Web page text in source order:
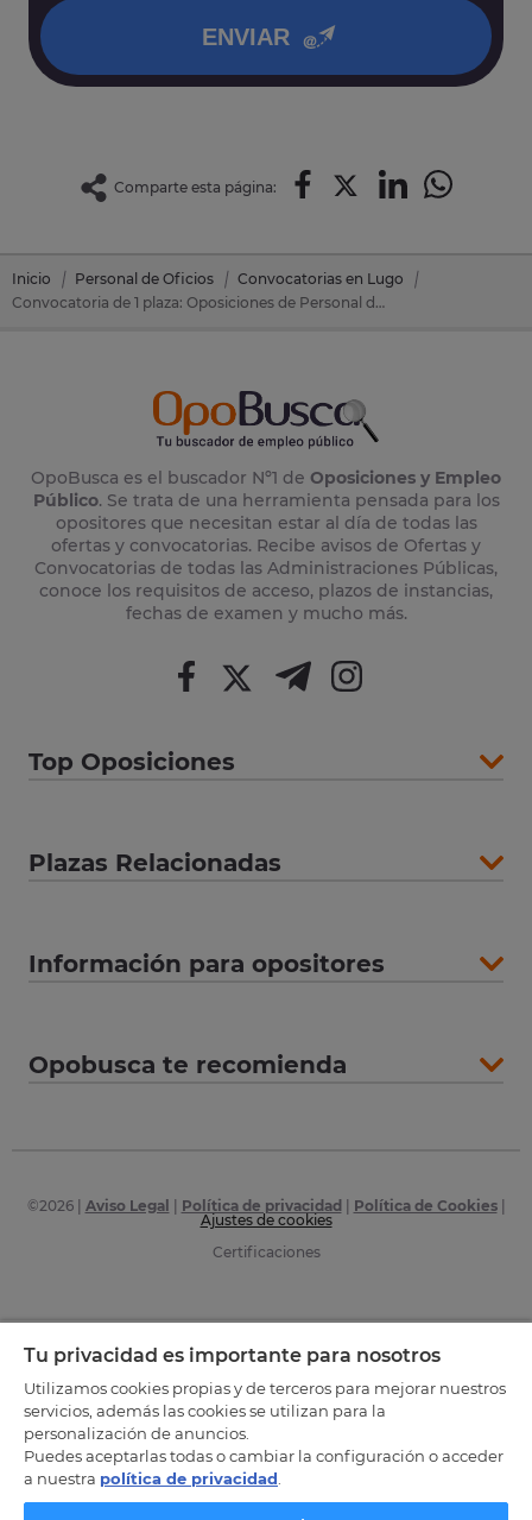
ENVIAR
Comparte esta página:
Inicio Personal de Oficios
Convocatorias en Lugo
Convocatoria de 1 plaza: Oposiciones de Personal de Oficios en Vilalba (Lugo)
OpoBusca es el buscador Nº1 de Oposiciones y Empleo
Público. Se trata de una herramienta pensada para los
opositores que necesitan estar al día de todas las
ofertas y convocatorias. Recibe avisos de Ofertas y
Convocatorias de todas las Administraciones Públicas,
conoce los requisitos de acceso, plazos de instancias,
fechas de examen y mucho más.
Top Oposiciones
Plazas Relacionadas
Información para opositores
Opobusca te recomienda
©2026| Aviso Legal Política de privacidad Política de Cookies|
Ajustes de cookies
Certificaciones
Tu privacidad es importante para nosotros
Utilizamos cookies propias y de terceros para mejorar nuestros
servicios, además las cookies se utilizan para la
personalización de anuncios.
Puedes aceptarlas todas o cambiar la configuración o acceder
a nuestra política de privacidad